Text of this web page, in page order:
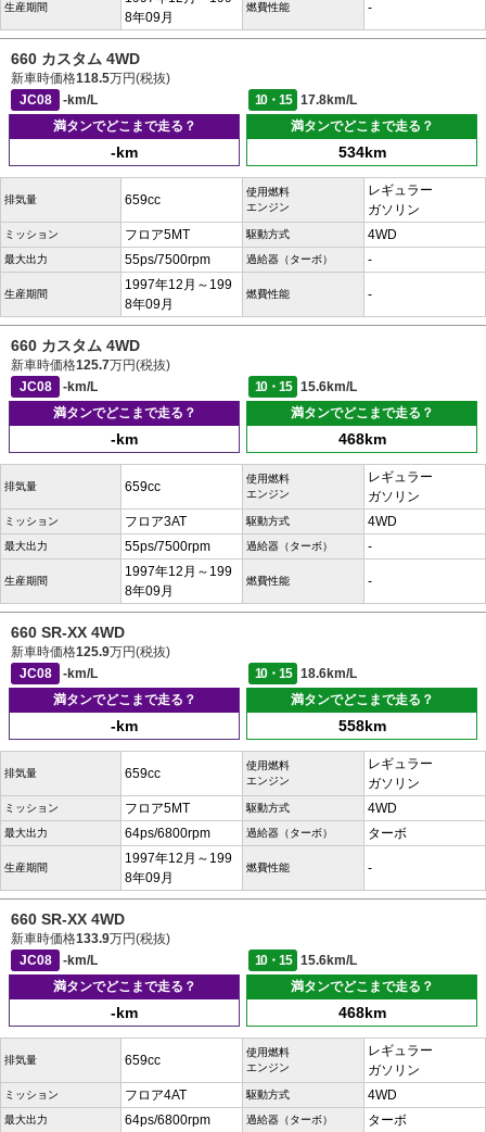
生産期間
8年09月
燃費性能 -
660 カスタム 4WD
新車時価格118.5万円(税抜)
JC08
-km/L 10・15
17.8km/L
満タンでどこまで走る？
-km
満タンでどこまで走る？
534km
排気量 659cc
使用燃料
エンジン
レギュラー
ガソリン
ミッション フロア5MT 駆動方式 4WD
最大出力 55ps/7500rpm 過給器（ターボ） -
生産期間
1997年12月～199
8年09月
燃費性能 -
660 カスタム 4WD
新車時価格125.7万円(税抜)
JC08
-km/L 10・15
15.6km/L
満タンでどこまで走る？
-km
満タンでどこまで走る？
468km
排気量 659cc
使用燃料
エンジン
レギュラー
ガソリン
ミッション フロア3AT 駆動方式 4WD
最大出力 55ps/7500rpm 過給器（ターボ） -
生産期間
1997年12月～199
8年09月
燃費性能 -
660 SR-XX 4WD
新車時価格125.9万円(税抜)
JC08
-km/L 10・15
18.6km/L
満タンでどこまで走る？
-km
満タンでどこまで走る？
558km
排気量 659cc
使用燃料
エンジン
レギュラー
ガソリン
ミッション フロア5MT 駆動方式 4WD
最大出力 64ps/6800rpm 過給器（ターボ） ターボ
生産期間
1997年12月～199
8年09月
燃費性能 -
660 SR-XX 4WD
新車時価格133.9万円(税抜)
JC08
-km/L 10・15
15.6km/L
満タンでどこまで走る？
-km
満タンでどこまで走る？
468km
排気量 659cc
使用燃料
エンジン
レギュラー
ガソリン
ミッション フロア4AT 駆動方式 4WD
最大出力 64ps/6800rpm 過給器（ターボ） ターボ